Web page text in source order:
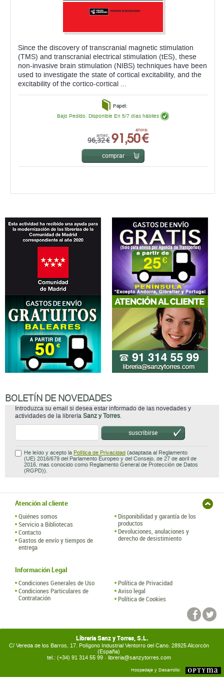
(TMS) and transcranial electrical stimulation (tES), these
non-invasive brain stimulation (NIBS) techniques have been
excitability of the cortico-cortical ...
Papel:
antes:
96,32 €
ahora:
91,50 €
Bajo Pedido. Disponible En 5/7 días hábiles
comprar
BOLETÍN DE NOVEDADES
Introduzca su email si desea estar informado de las novedades y
actividades de la librería Sanz y Torres
He leído y acepto laPolítica de Privacidad
(UE) 2016/679 del Parlamento Europeo y del Consejo, de 27 de abril de
2016, mas conocido como Reglamento General de Protección de Datos
(RGPD)).
Atención al cliente
Quiénes somos
Servicio a Bibliotecas
entrega
Disponibilidad y garantía de los
Información Legal
Condiciones Generales de Uso
Condiciones Particulares de
Contratación
Política de Privacidad
Aviso legal
Librería Sanz y Torres, S.L.
C/ Vereda de los Barros, 17. Polígono Industrial Ventorro del Cano. 28925 Alcorcón
(España)